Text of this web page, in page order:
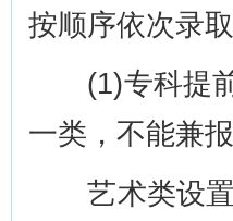
按顺序依次录取
(1)专科提前
一类，不能兼报
艺术类设置